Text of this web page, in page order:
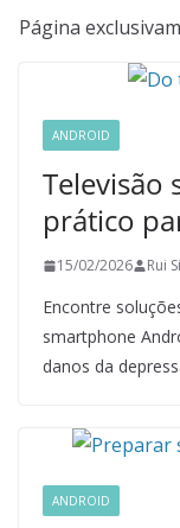
Página
ANDROID
Televisão
prático
15/02/2026 Rui
Encontre
smartphone
danos da
ANDROID